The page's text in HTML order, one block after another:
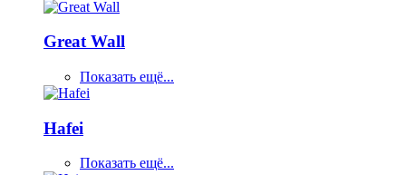
Great Wall
Показать ещё...
Hafei
Показать ещё...